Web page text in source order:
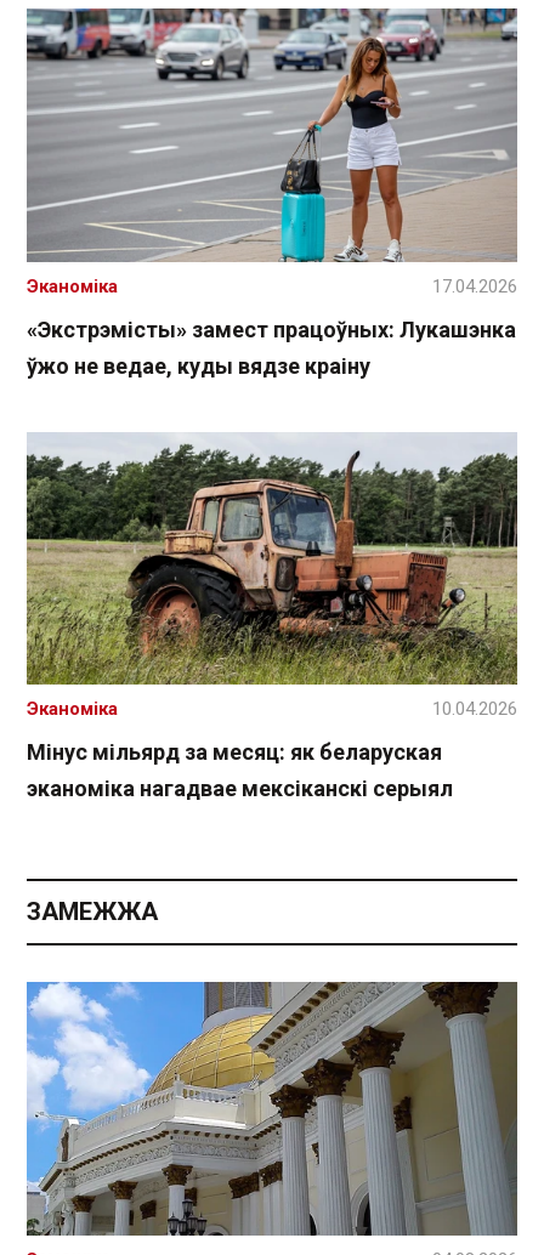
«Экстрэмісты» замест працоўных: Лукашэнка
ўжо не ведае, куды вядзе краіну
Эканоміка 17.04.2026
Мінус мільярд за месяц: як беларуская
эканоміка нагадвае мексіканскі серыял
Эканоміка 10.04.2026
ЗАМЕЖЖА